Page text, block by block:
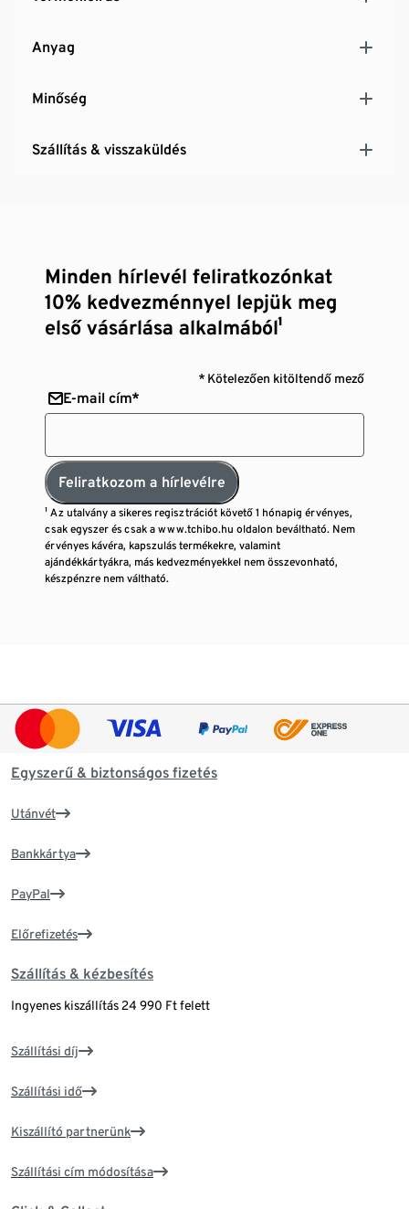
Anyag
Minőség
Szállítás & visszaküldés
Minden hírlevél feliratkozónkat
10% kedvezménnyel lepjük meg
első vásárlása alkalmából¹
* Kötelezően kitöltendő mező
E-mail cím*
Feliratkozom a hírlevélre
¹ Az utalvány a sikeres regisztrációt követő 1 hónapig érvényes,
csak egyszer és csak a www.tchibo.hu oldalon beváltható. Nem
érvényes kávéra, kapszulás termékekre, valamint
ajándékkártyákra, más kedvezményekkel nem összevonható,
készpénzre nem váltható.
Egyszerű & biztonságos fizetés
Utánvét
Bankkártya
PayPal
Előrefizetés
Szállítás & kézbesítés
Ingyenes kiszállítás 24 990 Ft felett
Szállítási díj
Szállítási idő
Kiszállító partnerünk
Szállítási cím módosítása